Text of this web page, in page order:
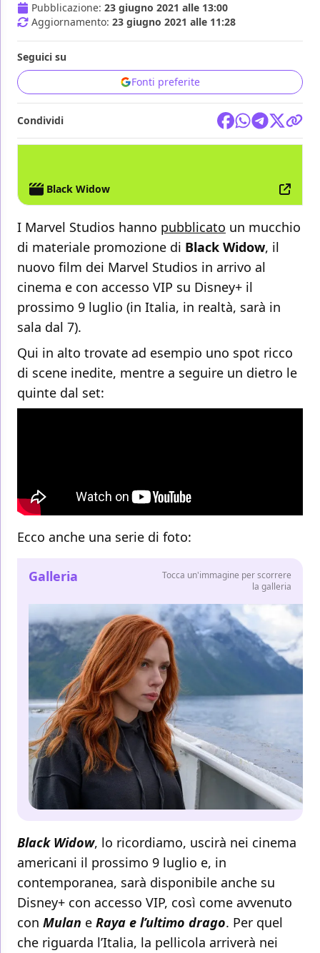
Pubblicazione: 23 giugno 2021 alle 13:00
Aggiornamento: 23 giugno 2021 alle 11:28
Seguici su
Fonti preferite
Condividi
Black Widow
I Marvel Studios hanno pubblicato un mucchio
di materiale promozione di Black Widow, il
nuovo film dei Marvel Studios in arrivo al
cinema e con accesso VIP su Disney+ il
prossimo 9 luglio (in Italia, in realtà, sarà in
sala dal 7).
Qui in alto trovate ad esempio uno spot ricco
di scene inedite, mentre a seguire un dietro le
quinte dal set:
Ecco anche una serie di foto:
Galleria
Tocca un'immagine per scorrere
la galleria
Black Widow, lo ricordiamo, uscirà nei cinema
americani il prossimo 9 luglio e, in
contemporanea, sarà disponibile anche su
Disney+ con accesso VIP, così come avvenuto
con Mulan e Raya e l’ultimo drago. Per quel
che riguarda l’Italia, la pellicola arriverà nei